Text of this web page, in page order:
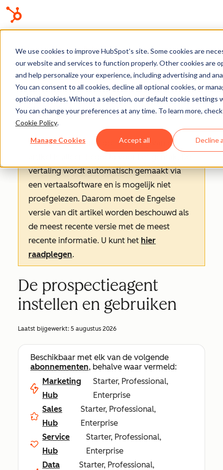
We use cookies to improve HubSpot’s site. Some cookies are
our website and services to function properly. Other cookies are
and help personalize your experience, including advertising and
You can consent to all cookies, decline all optional cookies, or
optional cookies. Without a selection, our default cookie settings
You can change your preferences at any time. To learn more,
Cookie Policy.
Manage Cookies Accept all Decline
Kennisbank
Sales-werkruimte
Let op: De Nederlandse vertaling van dit
vertaling wordt automatisch gemaakt via
een vertaalsoftware en is mogelijk niet
proefgelezen. Daarom moet de Engelse
versie van dit artikel worden beschouwd als
de meest recente versie met de meest
recente informatie. U kunt het hier
raadplegen.
De prospectieagent
instellen en gebruiken
Laatst bijgewerkt: 5 augustus 2026
Beschikbaar met elk van de volgende
abonnementen, behalve waar vermeld:
Marketing
Hub
Starter, Professional,
Enterprise
Sales
Hub
Starter, Professional,
Enterprise
Service
Hub
Starter, Professional,
Enterprise
Data
Starter, Professional,